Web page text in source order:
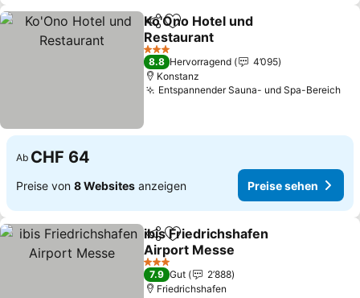
TeilenZu Favoriten hinzufügen
Ko'Ono Hotel und
Restaurant
3 Sterne
8.8 Hervorragend
4’095
Konstanz
Entspannender Sauna- und Spa-Bereich
Ab CHF 64
Preise von 8 Websites anzeigen Preise sehen
TeilenZu Favoriten hinzufügen
ibis Friedrichshafen
Airport Messe
3 Sterne
7.9 Gut
2’888
Friedrichshafen